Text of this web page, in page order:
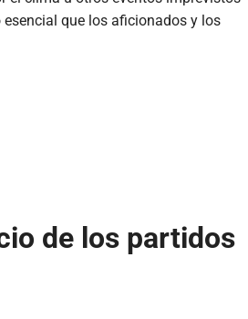
que los aficionados y los
de los partidos